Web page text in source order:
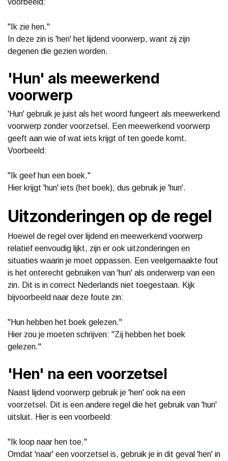
"Ik zie hen."
In deze zin is 'hen' het lijdend voorwerp, want zij zijn
degenen die gezien worden.
'Hun' als meewerkend
voorwerp
'Hun' gebruik je juist als het woord fungeert als meewerkend
voorwerp zonder voorzetsel. Een meewerkend voorwerp
geeft aan wie of wat iets krijgt of ten goede komt.
Voorbeeld:
"Ik geef hun een boek."
Hier krijgt 'hun' iets (het boek), dus gebruik je 'hun'.
Uitzonderingen op de regel
Hoewel de regel over lijdend en meewerkend voorwerp
relatief eenvoudig lijkt, zijn er ook uitzonderingen en
situaties waarin je moet oppassen. Een veelgemaakte fout
is het onterecht gebruiken van 'hun' als onderwerp van een
zin. Dit is in correct Nederlands niet toegestaan. Kijk
bijvoorbeeld naar deze foute zin:
"Hun hebben het boek gelezen."
Hier zou je moeten schrijven: "Zij hebben het boek
gelezen."
'Hen' na een voorzetsel
Naast lijdend voorwerp gebruik je 'hen' ook na een
voorzetsel. Dit is een andere regel die het gebruik van 'hun'
uitsluit. Hier is een voorbeeld:
"Ik loop naar hen toe."
Omdat 'naar' een voorzetsel is, gebruik je in dit geval 'hen' in